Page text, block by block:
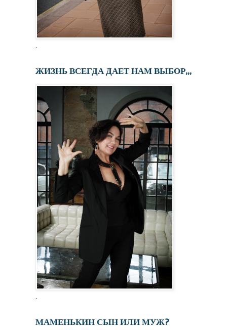
.
ЖИЗНЬ ВСЕГДА ДАЕТ НАМ ВЫБОР,,,
.
МАМЕНЬКИН СЫН ИЛИ МУЖ?